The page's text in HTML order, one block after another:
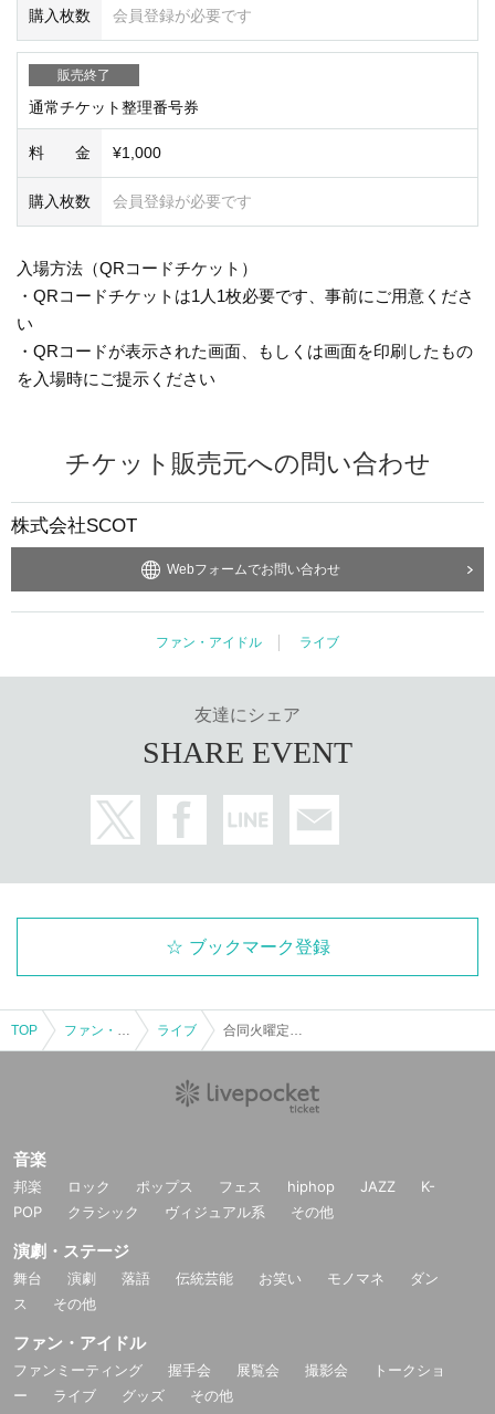
購入枚数 会員登録が必要です
販売終了
通常チケット整理番号券
料 金 ¥1,000
購入枚数 会員登録が必要です
入場方法（QRコードチケット）
・QRコードチケットは1人1枚必要です、事前にご用意くださ
い
・QRコードが表示された画面、もしくは画面を印刷したもの
を入場時にご提示ください
チケット販売元への問い合わせ
株式会社SCOT
Webフォームでお問い合わせ
ファン・アイドル ライブ
友達にシェア
SHARE EVENT
ブックマーク登録
TOP ライブ
音楽
邦楽 ロック ポップス フェス hiphop JAZZ
K-
POP
クラシック ヴィジュアル系 その他
演劇・ステージ
舞台 演劇 落語 伝統芸能 お笑い モノマネ
ダン
ス
その他
ファン・アイドル
ファンミーティング 握手会 展覧会 撮影会
トークショ
ー
ライブ グッズ その他